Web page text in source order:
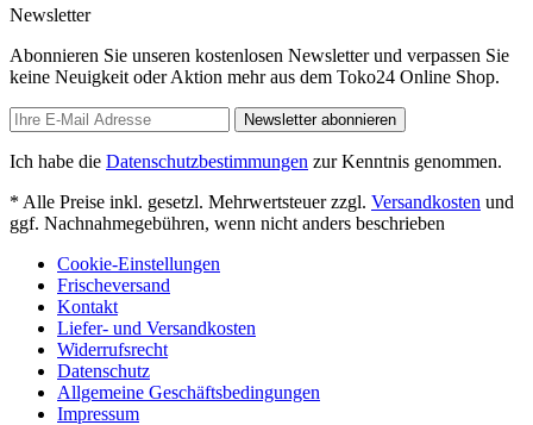
Newsletter
Abonnieren Sie unseren kostenlosen Newsletter und verpassen Sie
keine Neuigkeit oder Aktion mehr aus dem Toko24 Online Shop.
Newsletter abonnieren
Ich habe die Datenschutzbestimmungen zur Kenntnis genommen.
* Alle Preise inkl. gesetzl. Mehrwertsteuer zzgl. Versandkosten und
ggf. Nachnahmegebühren, wenn nicht anders beschrieben
Cookie-Einstellungen
Frischeversand
Kontakt
Liefer- und Versandkosten
Widerrufsrecht
Datenschutz
Allgemeine Geschäftsbedingungen
Impressum